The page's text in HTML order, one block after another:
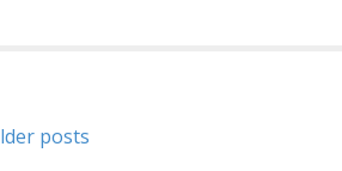
posts